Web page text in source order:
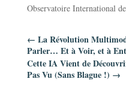
Observatoire International
← La Révolution
Parler… Et à Voir, et à
Cette IA Vient de
Pas Vu (Sans Blague !) →